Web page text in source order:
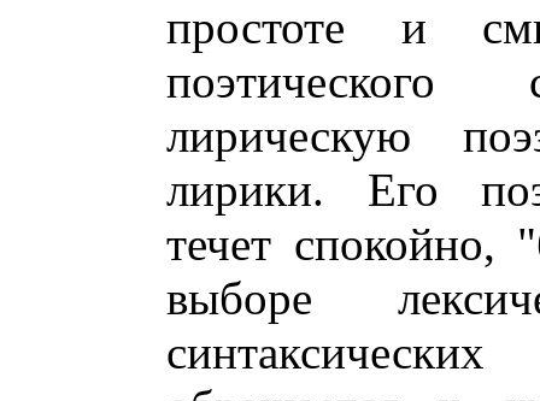
простоте и
лирическую
лирики. Его
течет спокойно,
выборе